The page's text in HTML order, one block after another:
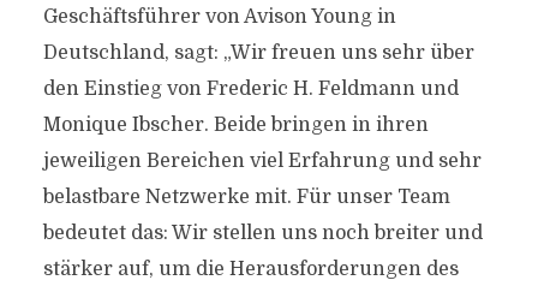
Geschäftsführer von Avison Young in
Deutschland, sagt: „Wir freuen uns sehr über
den Einstieg von Frederic H. Feldmann und
Monique Ibscher. Beide bringen in ihren
jeweiligen Bereichen viel Erfahrung und sehr
belastbare Netzwerke mit. Für unser Team
bedeutet das: Wir stellen uns noch breiter und
stärker auf, um die Herausforderungen des